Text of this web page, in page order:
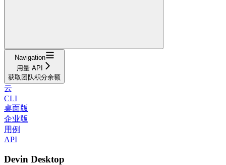
Navigation
用量 API
获取团队积分余额
云
CLI
桌面版
企业版
用例
API
Devin Desktop